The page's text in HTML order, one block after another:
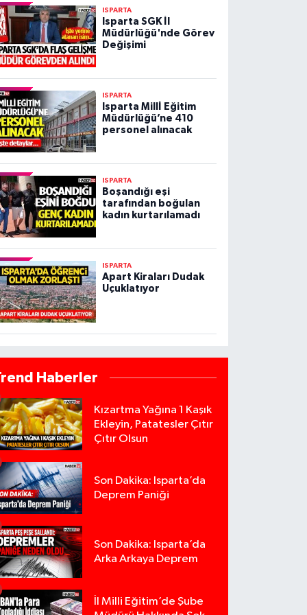
ISPARTA
Isparta SGK İl
Müdürlüğü'nde Görev
Değişimi
ISPARTA
Isparta Millİ Eğitim
Müdürlüğü’ne 410
personel alınacak
ISPARTA
Boşandığı eşi
tarafından boğulan
kadın kurtarılamadı
ISPARTA
Apart Kiraları Dudak
Uçuklatıyor
Haberler
Kızartma Yağına 1 Kaşık
Ekleyin, Patatesler Çıtır
Çıtır Olsun
Son Dakika: Isparta’da
Deprem Paniği
Son Dakika: Isparta’da
Arka Arkaya Deprem
İl Milli Eğitim’de Şube